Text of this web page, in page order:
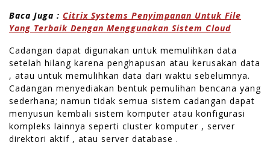
Baca Juga : Citrix Systems Penyimpanan Untuk File
Yang Terbaik Dengan Menggunakan Sistem Cloud
Cadangan dapat digunakan untuk memulihkan data
setelah hilang karena penghapusan atau kerusakan data
, atau untuk memulihkan data dari waktu sebelumnya.
Cadangan menyediakan bentuk pemulihan bencana yang
sederhana; namun tidak semua sistem cadangan dapat
menyusun kembali sistem komputer atau konfigurasi
kompleks lainnya seperti cluster komputer , server
direktori aktif , atau server database .